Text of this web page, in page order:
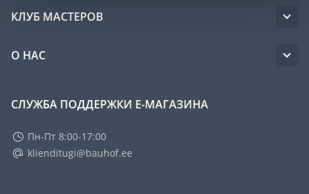
КЛУБ МАСТЕРОВ
О НАС
СЛУЖБА ПОДДЕРЖКИ Е-МАГАЗИНА
Пн-Пт 8:00-17:00
klienditugi@bauhof.ee